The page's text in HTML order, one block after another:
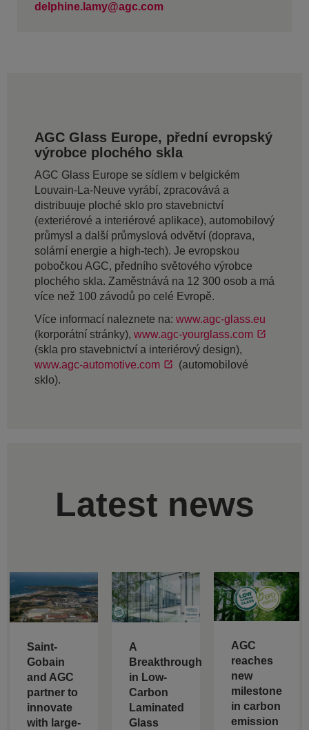
delphine.lamy@agc.com
AGC Glass Europe, přední evropský
výrobce plochého skla
AGC Glass Europe se sídlem v belgickém
Louvain-La-Neuve vyrábí, zpracovává a
distribuuje ploché sklo pro stavebnictví
(exteriérové a interiérové aplikace), automobilový
průmysl a další průmyslová odvětví (doprava,
solární energie a high-tech). Je evropskou
pobočkou AGC, předního světového výrobce
plochého skla. Zaměstnává na 12 300 osob a má
více než 100 závodů po celé Evropě.
Více informací naleznete na: www.agc-glass.eu
(korporátní stránky), www.agc-yourglass.com
(skla pro stavebnictví a interiérový design),
www.agc-automotive.com
(automobilové
sklo).
Latest news
Saint-
Gobain
and AGC
partner to
innovate
with large-
A
Breakthrough
in Low-
Carbon
Laminated
Glass
AGC
reaches
new
milestone
in carbon
emission